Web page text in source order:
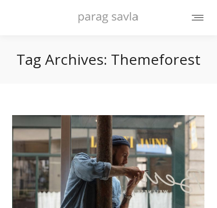
Tag Archives: Themeforest